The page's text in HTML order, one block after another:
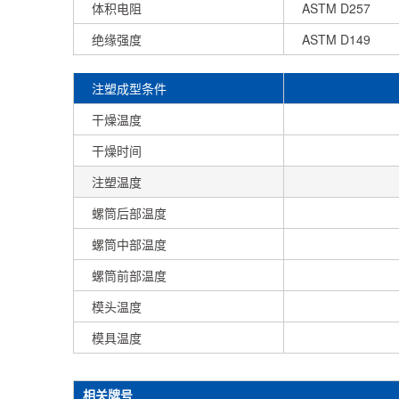
体积电阻
ASTM D257
绝缘强度
ASTM D149
注塑成型条件
干燥温度
干燥时间
注塑温度
螺筒后部温度
螺筒中部温度
螺筒前部温度
模头温度
模具温度
相关牌号